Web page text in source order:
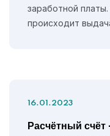
заработной
происходит
16.01.2023
Расчётный счёт